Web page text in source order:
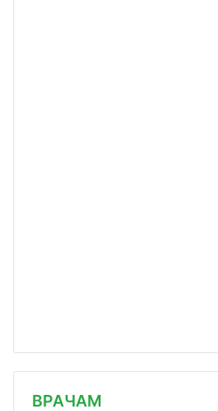
ВРАЧАМ